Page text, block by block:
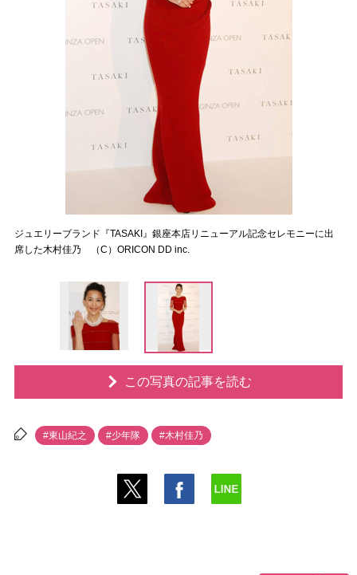
ジュエリーブランド『TASAKI』銀座本店リニューアル記念セレモニーに出
席した木村佳乃 （C）ORICON DD inc.
この写真の記事を読む
#東山紀之 #少年隊 #木村佳乃